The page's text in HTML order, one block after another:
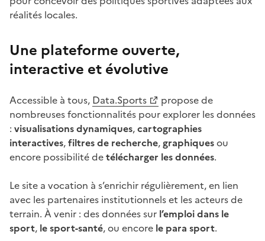
réalités locales.
Une plateforme ouverte,
interactive et évolutive
Accessible à tous, Data.Sports
propose de
nombreuses fonctionnalités pour explorer les données
: visualisations dynamiques,cartographies
interactives,filtres de recherche,graphiquesou
encore possibilité detélécharger les données.
Le site a vocation à s’enrichir régulièrement, en lien
avec les partenaires institutionnels et les acteurs de
terrain. À venir : des données sur l’emploi dans le
sport, le sport-santé, ou encore le para sport.